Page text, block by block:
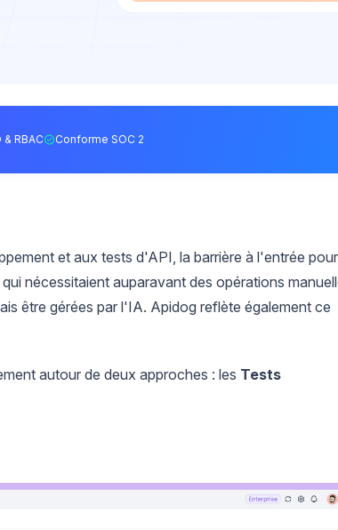
& RBAC Conforme SOC 2
et aux tests d'API, la barrière à l'entrée pour
nécessitaient auparavant des opérations
être gérées par l'IA. Apidog reflète également ce
autour de deux approches : les Tests